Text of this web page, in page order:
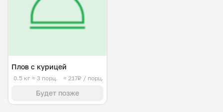
Плов с курицей
0.5 кг ≈ 3 порц. ≈ 217₽ / порц.
Будет позже